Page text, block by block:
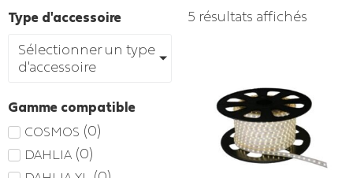
Type d'accessoire
Sélectionner un type
d'accessoire
Gamme compatible
COSMOS (0)
DAHLIA (0)
5 résultats affichés